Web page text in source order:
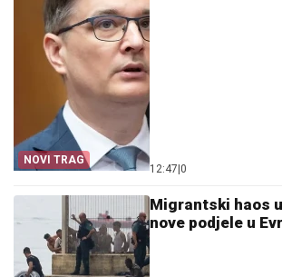
NOVI TRAG
12:47 0
Migrantski haos
nove podjele u